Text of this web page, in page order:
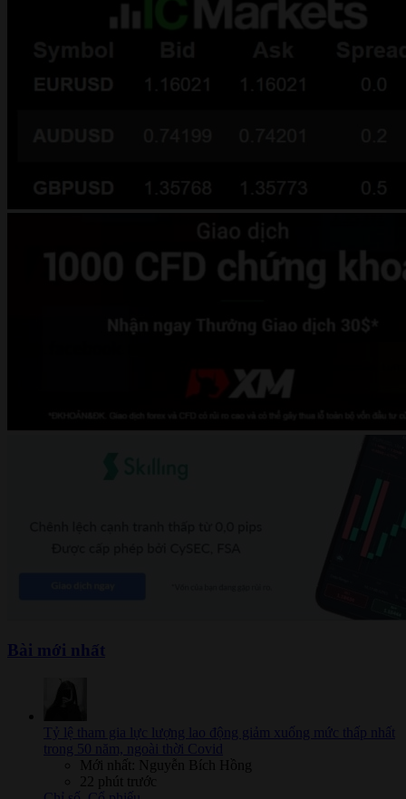
Bài mới nhất
Tỷ lệ tham gia lực lượng lao động giảm xuống mức thấp nhất
trong 50 năm, ngoài thời Covid
Mới nhất: Nguyễn Bích Hồng
22 phút trước